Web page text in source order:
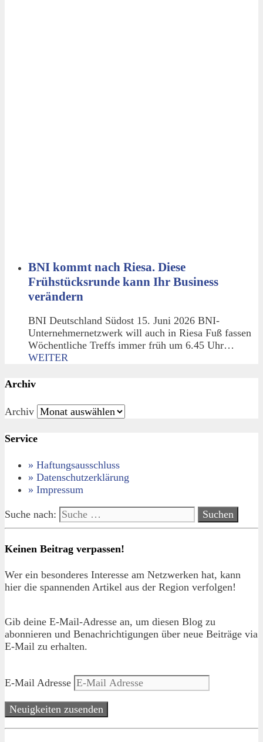
BNI kommt nach Riesa. Diese
Frühstücksrunde kann Ihr Business
verändern
BNI Deutschland Südost 15. Juni 2026 BNI-
Unternehmernetzwerk will auch in Riesa Fuß fassen
Wöchentliche Treffs immer früh um 6.45 Uhr…
WEITER
Archiv
Archiv
Service
» Haftungsausschluss
» Datenschutzerklärung
» Impressum
Suche nach:
Keinen Beitrag verpassen!
Wer ein besonderes Interesse am Netzwerken hat, kann
hier die spannenden Artikel aus der Region verfolgen!
Gib deine E-Mail-Adresse an, um diesen Blog zu
abonnieren und Benachrichtigungen über neue Beiträge via
E-Mail zu erhalten.
E-Mail Adresse
Neuigkeiten zusenden